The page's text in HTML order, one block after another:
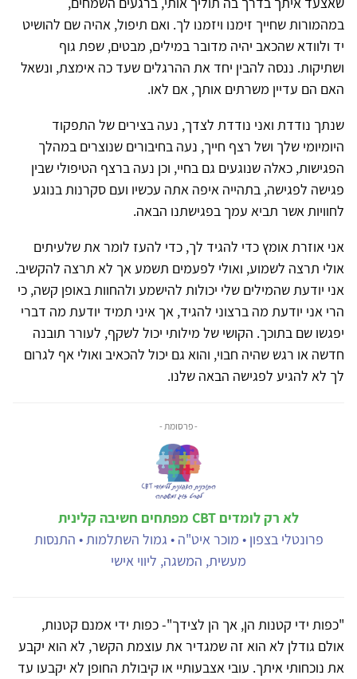
במהמורות שחייך זימנו ויזמנו לך. ואם תיפול, אהיה שם להושיט
יד ולוודא שהכאב יהיה מדובר במילים, מבטים, שפת גוף
ושתיקות. ננסה להבין יחד את ההרגלים שעד כה אימצת, ונשאל
האם הם עדיין משרתים אותך, אם לאו.
שנתך נודדת ואני נודדת לצדך, נעה בצירים של התפקוד
היומיומי שלך ושל רצף חייך, נעה בחיבורים שנוצרים במהלך
הפגישות, כאלה שנוגעים גם בחיי, וכן נעה ברצף הטיפולי שבין
פגישה לפגישה, בתהייה איפה אתה עכשיו ועם סקרנות בנוגע
לחוויות אשר תביא עמך בפגישתנו הבאה.
אני אוזרת אומץ כדי להגיד לך, כדי להעז לומר את שלעיתים
אולי תרצה לשמוע, ואולי לפעמים תשמע אך לא תרצה להקשיב.
אני יודעת שהמילים שלי יכולות להישמע ולהחוות באופן קשה, כי
הרי אני יודעת מה ברצוני להגיד, אך איני תמיד יודעת מה דברי
יפגשו שם בתוכך. הקושי של מילותי יכול לשקף, לעורר תובנה
חדשה או רגש שהיה חבוי, והוא גם יכול להכאיב ואולי אף לגרום
לך לא להגיע לפגישה הבאה שלנו.
- פרסומת -
לא רק לומדים CBT מפתחים חשיבה קלינית
פרונטלי בצפון • מוכר איט"ה • גמול השתלמות • התנסות
מעשית, המשגה, ליווי אישי
"כפות ידי קטנות הן, אך הן לצידך"- כפות ידי אמנם קטנות,
אולם גודלן לא הוא זה שמגדיר את עוצמת הקשר, לא הוא יקבע
את נוכחותי איתך. עובי אצבעותיי או קיבולת החופן לא יקבעו עד